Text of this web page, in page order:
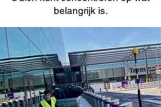
belangrijk is.